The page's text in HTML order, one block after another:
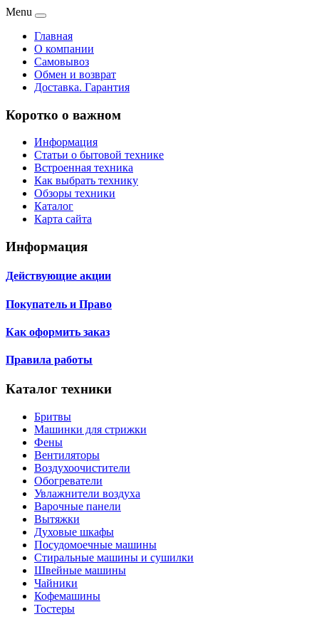
Menu
Главная
О компании
Самовывоз
Обмен и возврат
Доставка. Гарантия
Коротко о важном
Информация
Статьи о бытовой технике
Встроенная техника
Как выбрать технику
Обзоры техники
Каталог
Карта сайта
Информация
Действующие акции
Покупатель и Право
Как оформить заказ
Правила работы
Каталог техники
Бритвы
Машинки для стрижки
Фены
Вентиляторы
Воздухоочистители
Обогреватели
Увлажнители воздуха
Варочные панели
Вытяжки
Духовые шкафы
Посудомоечные машины
Стиральные машины и сушилки
Швейные машины
Чайники
Кофемашины
Тостеры